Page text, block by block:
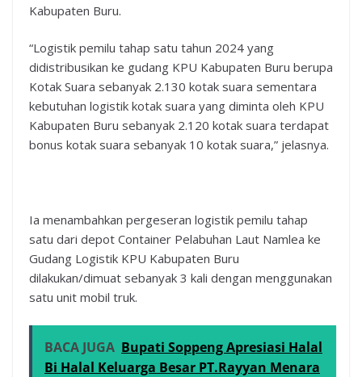
Kabupaten Buru.
“Logistik pemilu tahap satu tahun 2024 yang
didistribusikan ke gudang KPU Kabupaten Buru berupa
Kotak Suara sebanyak 2.130 kotak suara sementara
kebutuhan logistik kotak suara yang diminta oleh KPU
Kabupaten Buru sebanyak 2.120 kotak suara terdapat
bonus kotak suara sebanyak 10 kotak suara,” jelasnya.
Ia menambahkan pergeseran logistik pemilu tahap
satu dari depot Container Pelabuhan Laut Namlea ke
Gudang Logistik KPU Kabupaten Buru
dilakukan/dimuat sebanyak 3 kali dengan menggunakan
satu unit mobil truk.
BACA JUGA Bupati Soppeng Apresiasi Halal
Bi Halal Keluarga Besar PT.Rayyan Menara